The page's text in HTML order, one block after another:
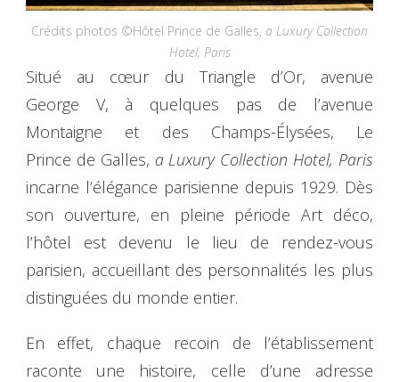
Crédits photos ©Hôtel Prince de Galles, a Luxury Collection
Hotel, Paris
Situé au cœur du Triangle d’Or, avenue
George V, à quelques pas de l’avenue
Montaigne et des Champs-Élysées, Le
Prince de Galles, a Luxury Collection Hotel, Paris
incarne l’élégance parisienne depuis 1929. Dès
son ouverture, en pleine période Art déco,
l’hôtel est devenu le lieu de rendez-vous
parisien, accueillant des personnalités les plus
distinguées du monde entier.
En effet, chaque recoin de l’établissement
raconte une histoire, celle d’une adresse